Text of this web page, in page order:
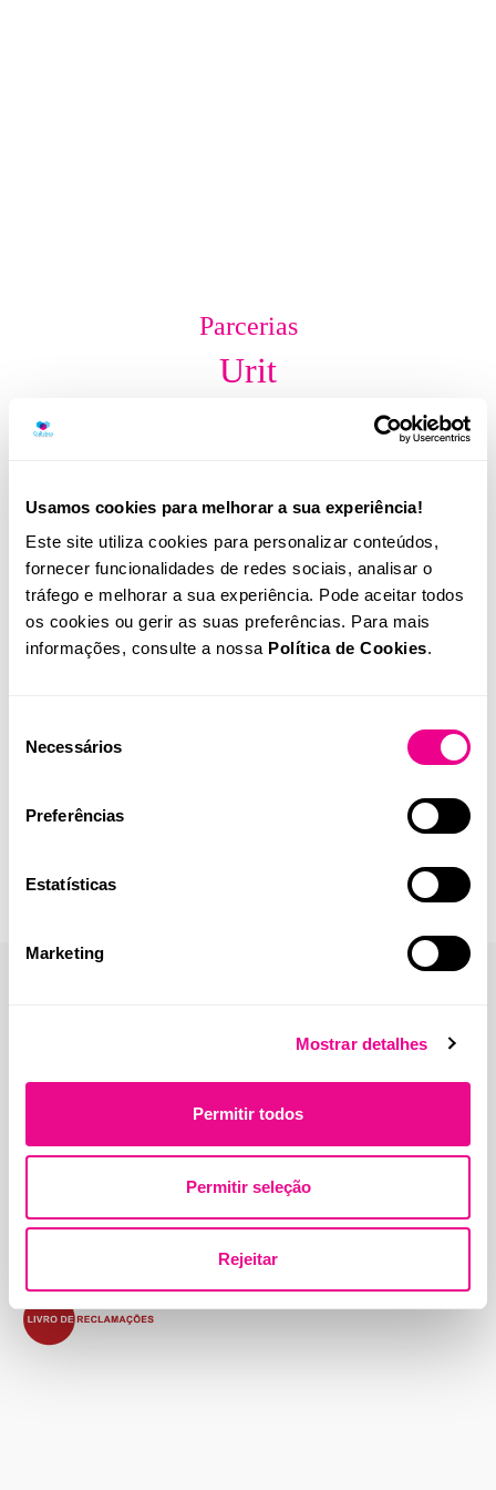
Usamos cookies para melhorar a sua experiência!
Este site utiliza cookies para personalizar conteúdos,
fornecer funcionalidades de redes sociais, analisar o
tráfego e melhorar a sua experiência. Pode aceitar todos
os cookies ou gerir as suas preferências. Para mais
informações, consulte a nossa Política de Cookies.
Necessários
Preferências
Estatísticas
Marketing
Mostrar detalhes
Permitir todos
Permitir seleção
Rejeitar
Parcerias
Urit
Beloura Office Park, Edifício 11, Quinta da Beloura
2710-693 Sintra, Portugal
Política de Privacidade